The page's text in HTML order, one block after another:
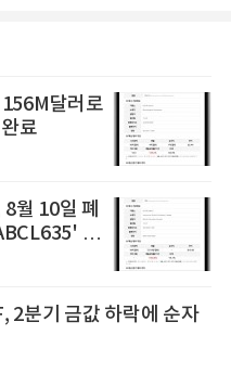
달러로
료
월 10일 폐
임
2분기 금값 하락에 순자